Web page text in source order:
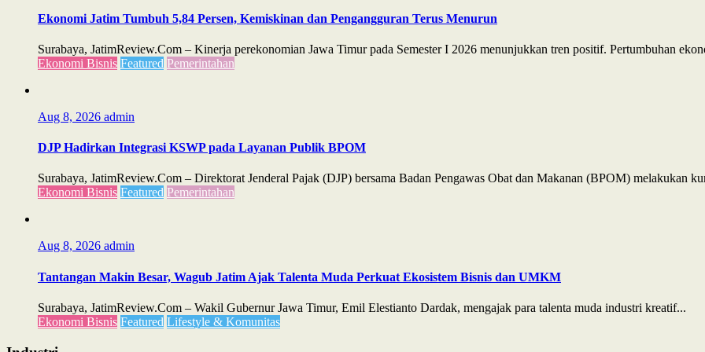
Ekonomi Jatim Tumbuh 5,84 Persen, Kemiskinan dan Pengangguran Terus Menurun
Surabaya, JatimReview.Com – Kinerja perekonomian Jawa Timur pada Semester I 2026 menunjukkan tren positif. Pertumbuhan
Ekonomi Bisnis Featured Pemerintahan
Aug 8, 2026 admin
DJP Hadirkan Integrasi KSWP pada Layanan Publik BPOM
Surabaya, JatimReview.Com – Direktorat Jenderal Pajak (DJP) bersama Badan Pengawas Obat dan Makanan (BPOM) melakukan
Ekonomi Bisnis Featured Pemerintahan
Aug 8, 2026 admin
Tantangan Makin Besar, Wagub Jatim Ajak Talenta Muda Perkuat Ekosistem Bisnis dan UMKM
Surabaya, JatimReview.Com – Wakil Gubernur Jawa Timur, Emil Elestianto Dardak, mengajak para talenta muda industri kreatif...
Ekonomi Bisnis Featured Lifestyle & Komunitas